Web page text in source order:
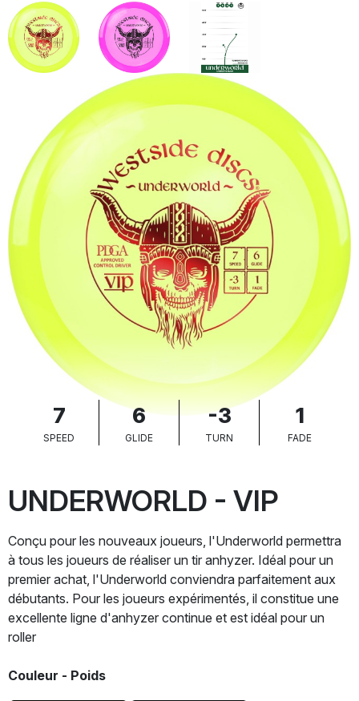
7
SPEED
6
GLIDE
-3
TURN
1
FADE
UNDERWORLD - VIP
Conçu pour les nouveaux joueurs, l'Underworld permettra
à tous les joueurs de réaliser un tir anhyzer. Idéal pour un
premier achat, l'Underworld conviendra parfaitement aux
débutants. Pour les joueurs expérimentés, il constitue une
excellente ligne d'anhyzer continue et est idéal pour un
roller
Couleur - Poids